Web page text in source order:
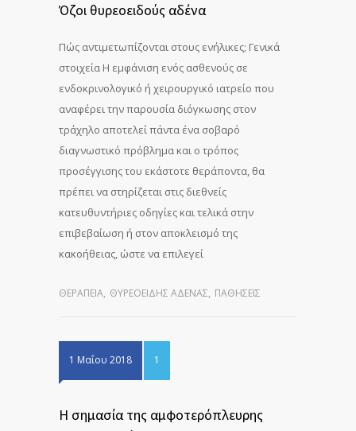
Όζοι θυρεοειδούς αδένα
Πώς αντιμετωπίζονται στους ενήλικες; Γενικά
στοιχεία Η εμφάνιση ενός ασθενούς σε
ενδοκρινολογικό ή χειρουργικό ιατρείο που
αναφέρει την παρουσία διόγκωσης στον
τράχηλο αποτελεί πάντα ένα σοβαρό
διαγνωστικό πρόβλημα και ο τρόπος
προσέγγισης του εκάστοτε θεράποντα, θα
πρέπει να στηρίζεται στις διεθνείς
κατευθυντήριες οδηγίες και τελικά στην
επιβεβαίωση ή στον αποκλεισμό της
κακοήθειας, ώστε να επιλεγεί
ΘΕΡΑΠΕΊΑ, ΘΥΡΕΟΕΙΔΉΣ ΑΔΈΝΑΣ, ΠΑΘΉΣΕΙΣ
1 Μαΐου 2018 1
Η σημασία της αμφοτερόπλευρης